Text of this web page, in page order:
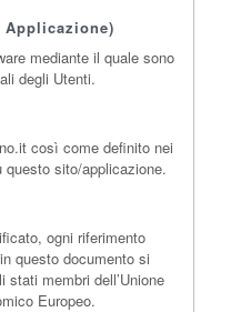
mediante il quale sono
degli Utenti.
così come definito nei
sito/applicazione.
ogni riferimento
questo documento si
membri dell’Unione
Europeo.